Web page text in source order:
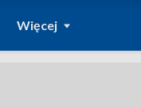
Więcej